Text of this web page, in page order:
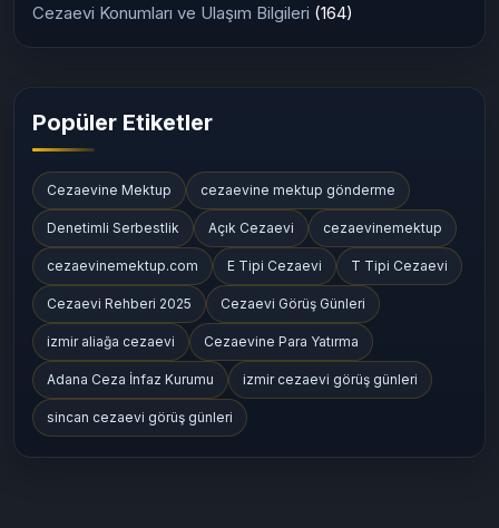
Cezaevi Konumları ve Ulaşım Bilgileri (164)
Popüler Etiketler
Cezaevine Mektup cezaevine mektup gönderme
Denetimli Serbestlik Açık Cezaevi cezaevinemektup
cezaevinemektup.com E Tipi Cezaevi T Tipi Cezaevi
Cezaevi Rehberi 2025 Cezaevi Görüş Günleri
izmir aliağa cezaevi Cezaevine Para Yatırma
Adana Ceza İnfaz Kurumu izmir cezaevi görüş günleri
sincan cezaevi görüş günleri